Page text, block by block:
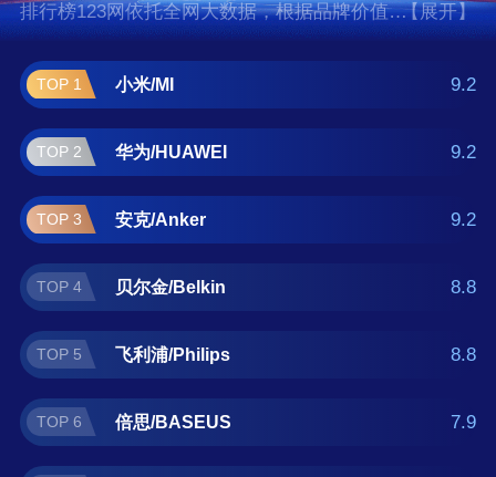
排行榜123网依托全网大数据，根据品牌价值、
口碑评价等多项指数评选出了充电宝十大品牌
排行榜,前十名分别是小米/MI、华
为/HUAWEI、安克/Anker、贝尔金/Belkin、飞
利浦/Philips、倍思/BASEUS、罗马
仕/Romoss、绿联/UGREEN、摩米
士/MOMAX、羽博/YOOBAO。如果您正在查找
充电宝什么牌子好？那么本充电宝十大品牌榜
单可供您作为选购参考，我们致力于用最真实
的用户数据推荐口碑最好的充电宝品牌，让您
【展开】
TOP 1 小米/MI 9.2
TOP 2 华为/HUAWEI 9.2
TOP 3 安克/Anker 9.2
TOP 4 贝尔金/Belkin 8.8
TOP 5 飞利浦/Philips 8.8
TOP 6 倍思/BASEUS 7.9